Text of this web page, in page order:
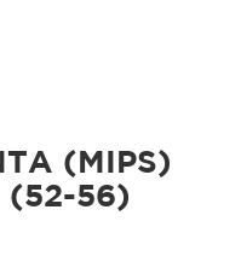
(MIPS)
56)